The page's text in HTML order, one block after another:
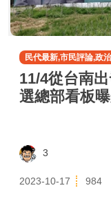
民代最新,市民評論,政
11/4從台南
選總部看板
3
2023-10-17 984